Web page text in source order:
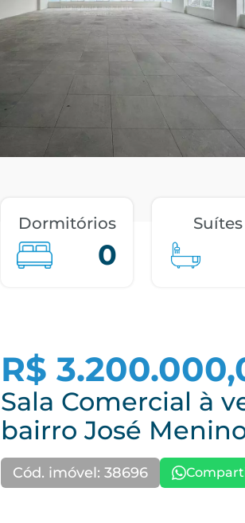
Dormitórios
0
Suítes
R$
Sala Comercial à
bairro José
Cód. imóvel: 38696